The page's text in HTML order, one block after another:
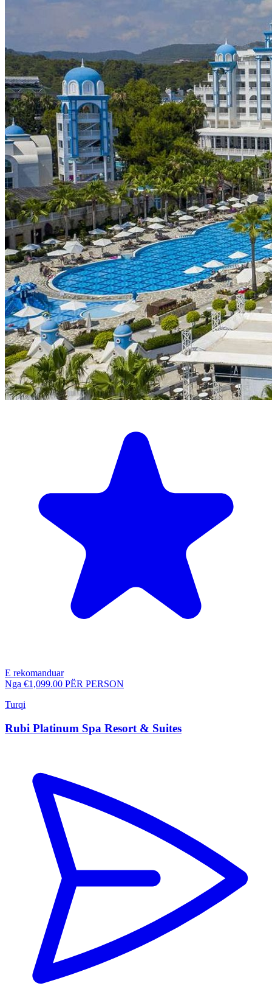
E rekomanduar
Nga €1,099.00 PËR PERSON
Turqi
Rubi Platinum Spa Resort & Suites